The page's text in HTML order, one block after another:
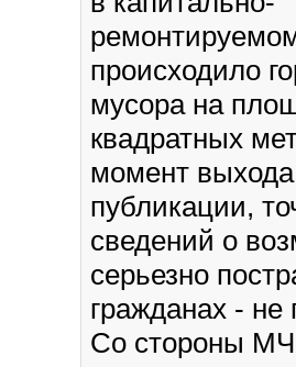
происходило
мусора на
квадратных
момент выхода
публикации,
сведений о
серьезно
гражданах - не
Со стороны